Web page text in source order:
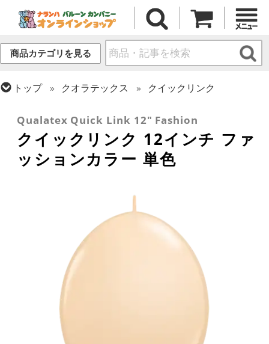
商品カテゴリを見る
トップ クオラテックス
クイックリンク
Qualatex Quick Link 12" Fashion
クイックリンク 12インチ ファ
ッションカラー 単色